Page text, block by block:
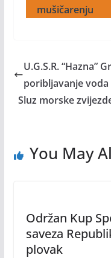
mušičarenju
U.G.S.R. “Hazna”
poribljavanje voda
Sluz morske
You May
Održan Kup
saveza
plovak